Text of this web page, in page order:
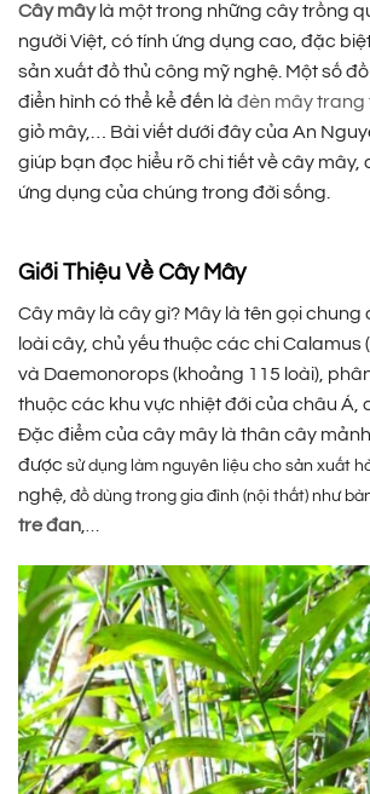
Cây mâylà một trong những cây trồng
người Việt, có tính ứng dụng cao, đặc
sản xuất đồ thủ công mỹ nghệ. Một số
điển hình có thể kể đến là đèn mây trang
giỏ mây,… Bài viết dưới đây của An
giúp bạn đọc hiểu rõ chi tiết về cây mây,
ứng dụng của chúng trong đời sống.
Giới Thiệu Về Cây Mây
Cây mây là cây gì? Mây là tên gọi chung
loài cây, chủ yếu thuộc các chi Calamus
và Daemonorops (khoảng 115 loài),
thuộc các khu vực nhiệt đới của châu Á,
Đặc điểm của cây mây là thân cây
được sử dụng làm nguyên liệu cho sản xuất
nghệ , đồ dùng trong gia đình (nội thất) như
tre đan